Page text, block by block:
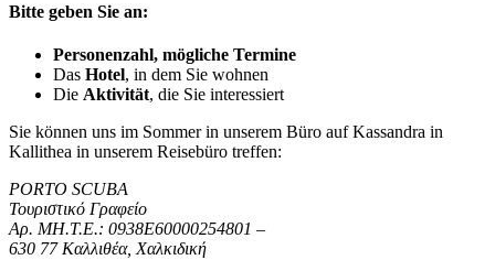
Bitte geben Sie an:
Personenzahl, mögliche Termine
Das Hotel, in dem Sie wohnen
Die Aktivität, die Sie interessiert
Sie können uns im Sommer in unserem Büro auf Kassandra in
Kallithea in unserem Reisebüro treffen:
PORTO SCUBA
Τουριστικό Γραφείο
Αρ. ΜΗ.Τ.Ε.: 0938Ε60000254801 –
630 77 Καλλιθέα, Χαλκιδική